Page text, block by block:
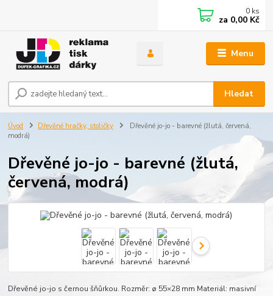
Menu
Hledat
0 ks
za 0,00 Kč
Úvod Dřevěné hračky, stoličky
Dřevěné jo-jo - barevné (žlutá, červená,
modrá)
Dřevěné jo-jo - barevné (žlutá,
červená, modrá)
Dřevěné jo-jo s černou šňůrkou. Rozměr: ø 55×28 mm Materiál: masivní